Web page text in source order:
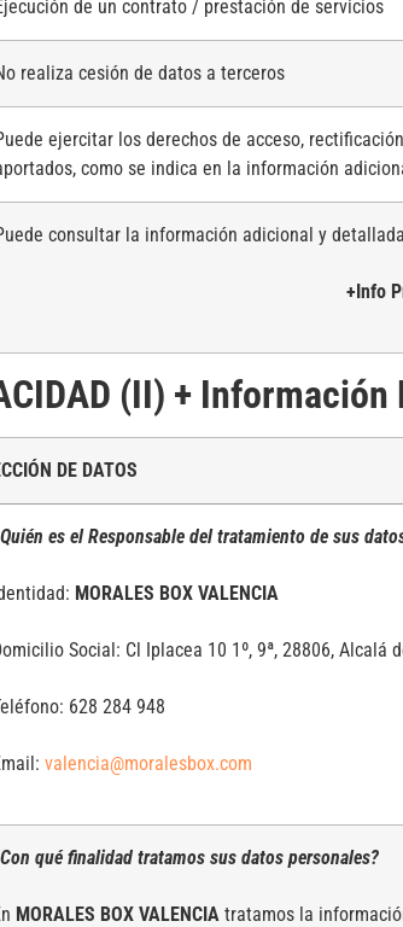
de un contrato / prestación de servicios
realiza cesión de datos a terceros
ejercitar los derechos de acceso,
como se indica en la información
consultar la información adicional y
+Info
(II) +
DE DATOS
es el Responsable del tratamiento de sus
MORALES BOX VALENCIA
Social: Cl Iplacea 10 1º, 9ª, 28806, Alcalá
628 284 948
valencia@moralesbox.com
qué finalidad tratamos sus datos personales?
MORALES BOX VALENCIA tratamos la